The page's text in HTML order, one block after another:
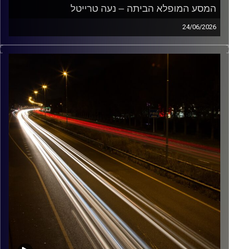
המסע המופלא הביתה – נעה טרייטל
24/06/2026
מוזיקה שתלווה אותנו אחרי יום עבודה ארוך ותחזיר אותנו
הביתה בשלום עם נועה טרייטל
קרדיט תמונות: